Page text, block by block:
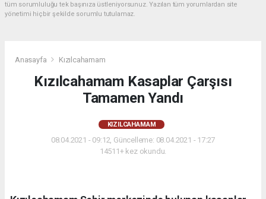
tüm sorumluluğu tek başınıza üstleniyorsunuz. Yazılan tüm yorumlardan site
yönetimi hiçbir şekilde sorumlu tutulamaz.
Anasayfa Kızılcahamam
Kızılcahamam Kasaplar Çarşısı
Tamamen Yandı
KIZILCAHAMAM
08.04.2021 - 09:12, Güncelleme: 08.04.2021 - 17:27
14511+ kez okundu.